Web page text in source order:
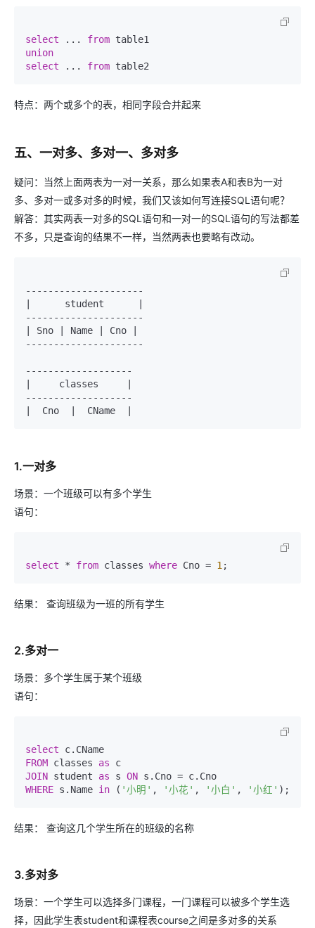
select ... from
union
select ... from
特点：两个或多个的表，相同字段合并起来
五、一对多、多对一、多对多
疑问：当然上面两表为一对一关系，那么如果表A和表B为一对
多、多对一或多对多的时候，我们又该如何写连接SQL语句呢？
解答：其实两表一对多的SQL语句和一对一的SQL语句的写法都差
不多，只是查询的结果不一样，当然两表也要略有改动。
---------------------
|      student      |
---------------------
| Sno | Name | Cno |
---------------------
-------------------
|     classes     |
-------------------
1.一对多
场景：一个班级可以有多个学生
语句：
select * from classes where Cno = 1
结果： 查询班级为一班的所有学生
2.多对一
场景：多个学生属于某个班级
语句：
select
FROM classes as
JOIN student as s ON s.Cno =
WHERE s.Name in ( '小明' , '小花' , '小白' , '小红'
结果： 查询这几个学生所在的班级的名称
3.多对多
场景：一个学生可以选择多门课程，一门课程可以被多个学生选
择，因此学生表student和课程表course之间是多对多的关系